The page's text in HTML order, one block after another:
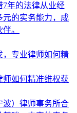
7年的法律从业经
元的实务能力，成
。
如何精准维权获
波）律师事务所合